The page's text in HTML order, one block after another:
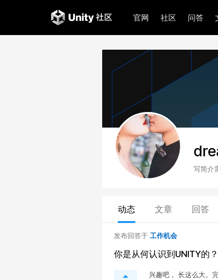
官网 社区 问答
写简介
动态 文章 回答
发布回答于 工作机会
你是从何认识到UNITY的？
兴趣吧， 长这么大。